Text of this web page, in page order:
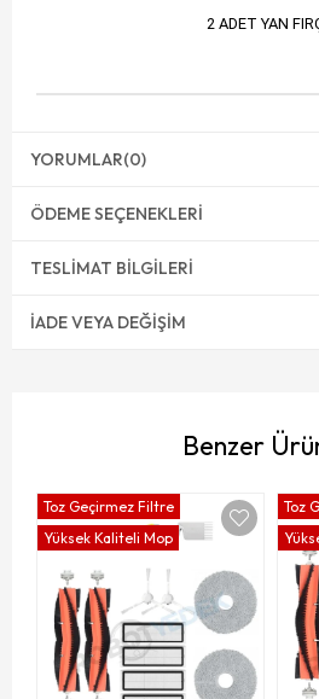
2 ADET YAN
YORUMLAR(0)
ÖDEME SEÇENEKLERI
TESLIMAT BILGILERI
İADE VEYA DEĞIŞIM
Benzer
Toz Geçirmez Filtre
Yüksek Kaliteli Mop
Toz